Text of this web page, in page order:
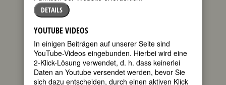
Magdalene
Dietrich
[eigentlicher
Name])
geboren am
27. Dezember
1901 in Berlin
gestorben am
DETAILS
YOUTUBE VIDEOS
In einigen Beiträgen auf unserer Seite sind
YouTube-Videos eingebunden. Hierbei wird eine
2-Klick-Lösung verwendet, d. h. dass keinerlei
Daten an Youtube versendet werden, bevor Sie
sich dazu entscheiden, durch einen aktiven Klick